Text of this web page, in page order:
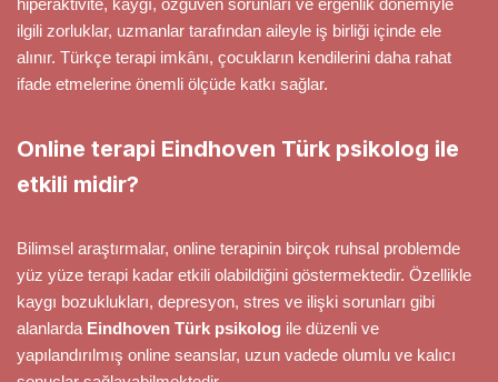
ilgili zorluklar, uzmanlar tarafından aileyle iş birliği içinde ele
alınır. Türkçe terapi imkânı, çocukların kendilerini daha rahat
ifade etmelerine önemli ölçüde katkı sağlar.
Online terapi Eindhoven Türk psikolog ile
etkili midir?
Bilimsel araştırmalar, online terapinin birçok ruhsal problemde
yüz yüze terapi kadar etkili olabildiğini göstermektedir. Özellikle
kaygı bozuklukları, depresyon, stres ve ilişki sorunları gibi
alanlarda Eindhoven Türk psikolog ile düzenli ve
yapılandırılmış online seanslar, uzun vadede olumlu ve kalıcı